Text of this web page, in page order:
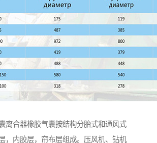
离合器橡胶气囊按结构分胎式和通风式
，内胶层，帘布层组成。压风机、钻机